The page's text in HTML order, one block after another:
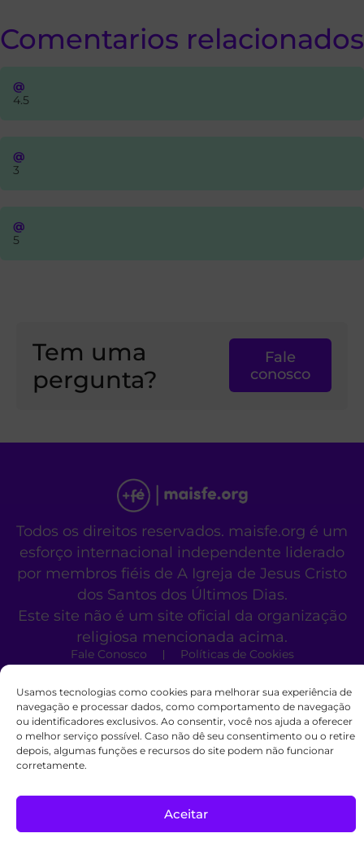
Usamos tecnologias como cookies para melhorar sua experiência de
navegação e processar dados, como comportamento de navegação
ou identificadores exclusivos. Ao consentir, você nos ajuda a oferecer
o melhor serviço possível. Caso não dê seu consentimento ou o retire
depois, algumas funções e recursos do site podem não funcionar
corretamente.
Aceitar
Comentarios relacionados
@
4.5
@
3
@
5
Tem uma
pergunta?
Fale
conosco
Todos os direitos reservados. maisfe.org é um
esforço internacional independente liderado
por membros fiéis de A Igreja de Jesus Cristo
dos Santos dos Últimos Dias.
Este site não é um site oficial da organização
religiosa mencionada acima.
Fale Conosco Políticas de Cookies